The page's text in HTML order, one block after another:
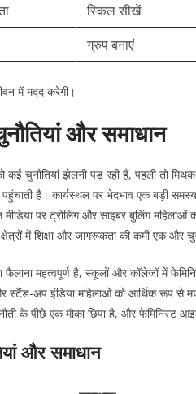
स्किल सीखें
ग्रुप बनाएं
में मदद करेगी।​
और समाधान
कई चुनौतियां झेलनी पड़ रही हैं, पहली तो
पहुंचाती है। कार्यस्थल पर भेदभाव एक बड़ी
मीडिया पर ट्रोलिंग और साइबर बुलिंग
क्षेत्रों में शिक्षा और जागरूकता की कमी एक और
महत्वपूर्ण है, स्कूलों और कॉलेजों में
अप इंडिया महिलाओं को आर्थिक रूप से
के पीछे एक मौका छिपा है, और फेमिनिस्ट
और समाधान